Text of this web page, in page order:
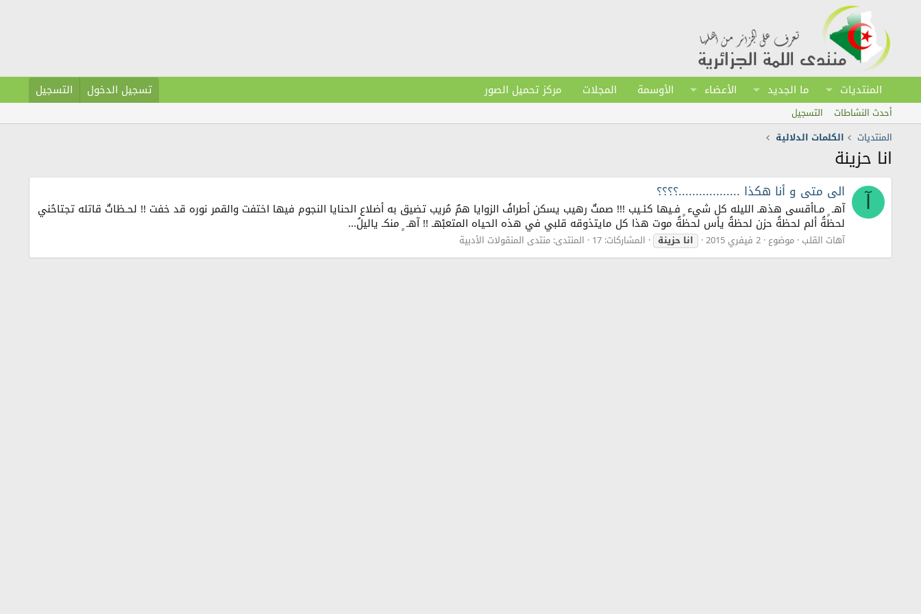
المنتديات ما الجديد الأعضاء الأوسمة المجلات مركز تحميل الصور تسجيل الدخول التسجيل
أحدث النشاطات
التسجيل
المنتديات
الكلمات الدلالية
انا حزينة
الى متى و أنا هكذا ..................؟؟؟؟
آهـ ٍ مـاأقسى هذهـ الليله كل شيء ٍ فـيها كئـيب !!! صمتٌ رهيب يسكن أطرافُ الزوايا همٌ مُريب تضيق به أضلاع الحنايا النجوم فيها اختفت والقمر نوره قد خفت !! لحـظاتٌ قاتله تجتاحُني
لحظةُ ألم لحظةُ حزن لحظةُ يأس لحظةُ موت هذا كل مايتذوقه قلبي في هذه الحياه المتعبْهـ !! آهـ ٍ منكـ ياليلُ...
آهات القلب موضوع 2 فيفري 2015 اناحزينة المشاركات: 17 المنتدى: منتدى المنقولات الأدبية